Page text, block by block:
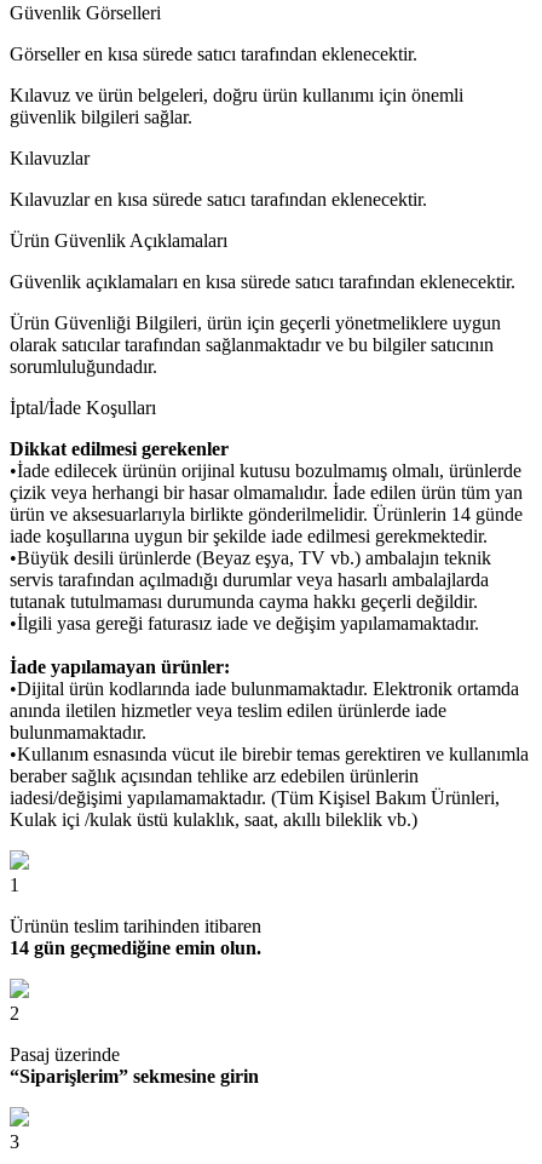
Güvenlik Görselleri
Görseller en kısa sürede satıcı tarafından eklenecektir.
Kılavuz ve ürün belgeleri, doğru ürün kullanımı için önemli
güvenlik bilgileri sağlar.
Kılavuzlar
Kılavuzlar en kısa sürede satıcı tarafından eklenecektir.
Ürün Güvenlik Açıklamaları
Güvenlik açıklamaları en kısa sürede satıcı tarafından eklenecektir.
Ürün Güvenliği Bilgileri, ürün için geçerli yönetmeliklere uygun
olarak satıcılar tarafından sağlanmaktadır ve bu bilgiler satıcının
sorumluluğundadır.
İptal/İade Koşulları
Dikkat edilmesi gerekenler
•İade edilecek ürünün orijinal kutusu bozulmamış olmalı, ürünlerde
çizik veya herhangi bir hasar olmamalıdır. İade edilen ürün tüm yan
ürün ve aksesuarlarıyla birlikte gönderilmelidir. Ürünlerin 14 günde
iade koşullarına uygun bir şekilde iade edilmesi gerekmektedir.
•Büyük desili ürünlerde (Beyaz eşya, TV vb.) ambalajın teknik
servis tarafından açılmadığı durumlar veya hasarlı ambalajlarda
tutanak tutulmaması durumunda cayma hakkı geçerli değildir.
•İlgili yasa gereği faturasız iade ve değişim yapılamamaktadır.
İade yapılamayan ürünler:
•Dijital ürün kodlarında iade bulunmamaktadır. Elektronik ortamda
anında iletilen hizmetler veya teslim edilen ürünlerde iade
bulunmamaktadır.
•Kullanım esnasında vücut ile birebir temas gerektiren ve kullanımla
beraber sağlık açısından tehlike arz edebilen ürünlerin
iadesi/değişimi yapılamamaktadır. (Tüm Kişisel Bakım Ürünleri,
Kulak içi /kulak üstü kulaklık, saat, akıllı bileklik vb.)
1
Ürünün teslim tarihinden itibaren
14 gün geçmediğine emin olun.
2
Pasaj üzerinde
“Siparişlerim” sekmesine girin
3